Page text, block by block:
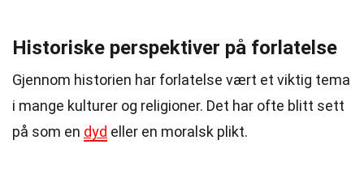
Historiske perspektiver på forlatelse
Gjennom historien har forlatelse vært et viktig tema
i mange kulturer og religioner. Det har ofte blitt sett
på som en dyd eller en moralsk plikt.